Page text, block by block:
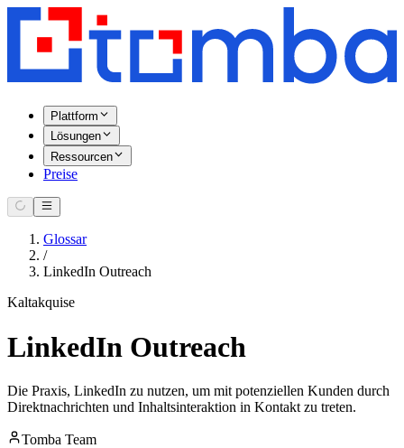
Plattform
Lösungen
Ressourcen
Preise
Glossar
/
LinkedIn Outreach
Kaltakquise
LinkedIn Outreach
Die Praxis, LinkedIn zu nutzen, um mit potenziellen Kunden durch
Direktnachrichten und Inhaltsinteraktion in Kontakt zu treten.
Tomba Team